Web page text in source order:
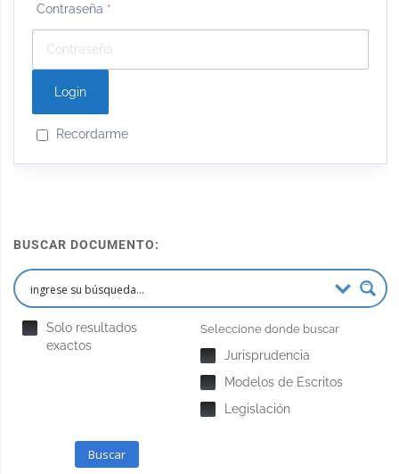
Contraseña *
Recordarme
BUSCAR DOCUMENTO:
Solo resultados
exactos
Seleccione donde buscar
Jurisprudencia
Modelos de Escritos
Legislación
Buscar